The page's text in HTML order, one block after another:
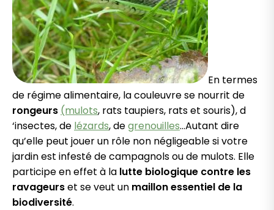
En termes
de régime alimentaire, la couleuvre se nourrit de
rongeurs (mulots, rats taupiers, rats et souris), d
‘insectes, de lézards, degrenouilles…Autant dire
qu’elle peut jouer un rôle non négligeable si votre
jardin est infesté de campagnols ou de mulots. Elle
participe en effet à la lutte biologique contre les
ravageurset se veut un maillon essentiel de la
biodiversité.